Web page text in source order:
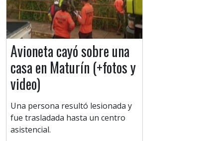
Avioneta cayó sobre una
casa en Maturín (+fotos y
video)
Una persona resultó lesionada y
fue trasladada hasta un centro
asistencial.